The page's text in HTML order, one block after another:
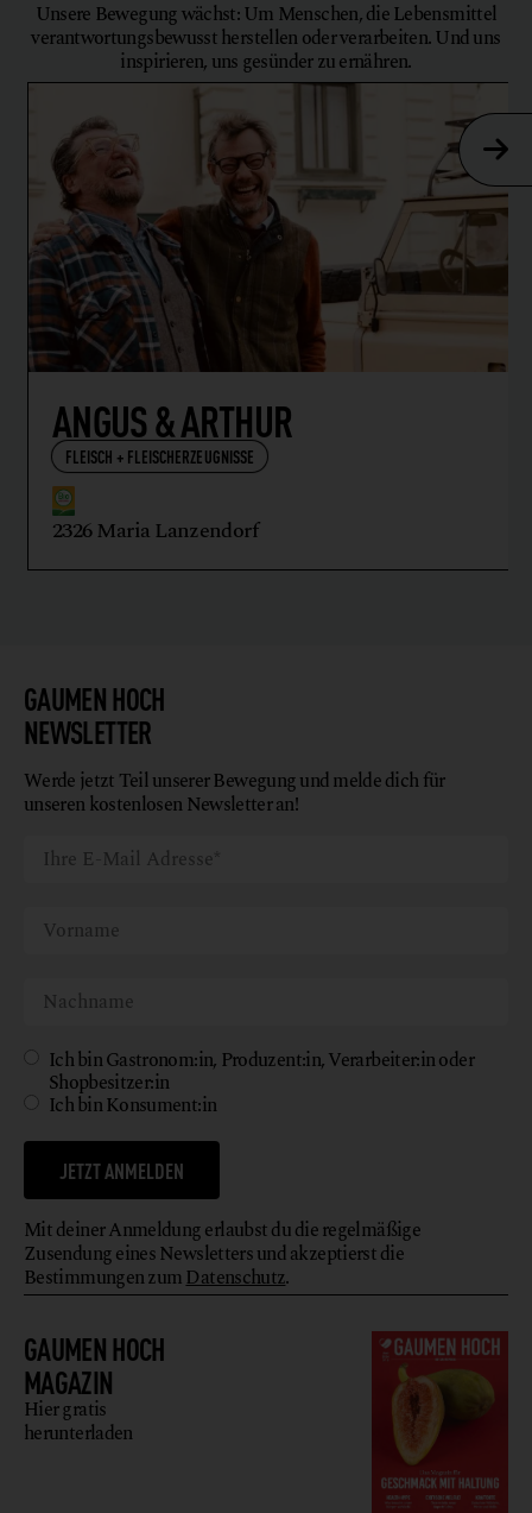
Unsere Bewegung wächst: Um Menschen, die Lebensmittel
verantwortungsbewusst herstellen oder verarbeiten. Und uns
inspirieren, uns gesünder zu ernähren.
ANGUS & ARTHUR
FLEISCH + FLEISCHERZEUGNISSE
2326 Maria Lanzendorf
GAUMEN HOCH
MAGAZIN
Hier gratis
herunterladen
GAUMEN HOCH
NEWSLETTER
Werde jetzt Teil unserer Bewegung und melde dich für
unseren kostenlosen Newsletter an!
Ich bin Gastronom:in, Produzent:in, Verarbeiter:in oder
Shopbesitzer:in
Ich bin Konsument:in
JETZT ANMELDEN
Mit deiner Anmeldung erlaubst du die regelmäßige
Zusendung eines Newsletters und akzeptierst die
Bestimmungen zumDatenschutz.